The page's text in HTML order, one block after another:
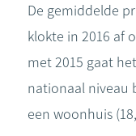
De gemiddelde
klokte in 2016 af
met 2015 gaat
nationaal niveau
een woonhuis